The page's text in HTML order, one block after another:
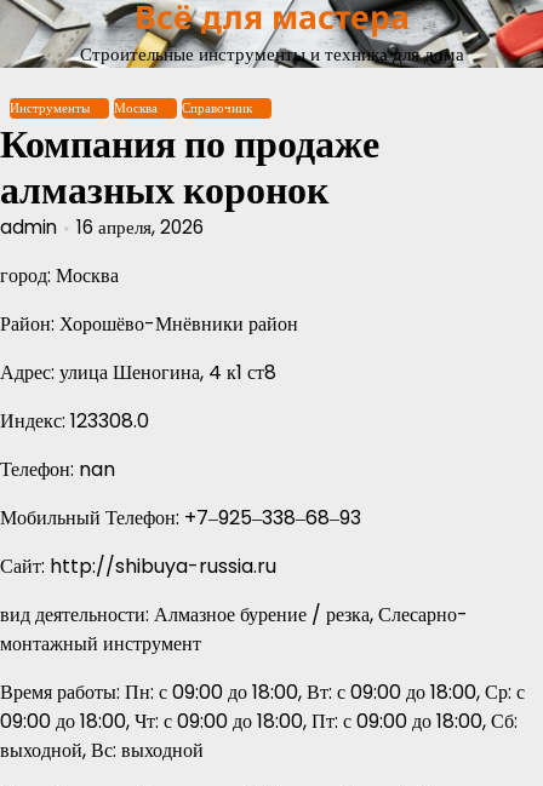
Перейти
содержимому
Всё для мастера
Строительные инструменты и техника для дома
Инструменты Москва Справочник
Компания по продаже
алмазных коронок
admin 16 апреля, 2026
город: Москва
Район: Хорошёво-Мнёвники район
Адрес: улица Шеногина, 4 к1 ст8
Индекс: 123308.0
Телефон: nan
Мобильный Телефон: +7‒925‒338‒68‒93
Сайт: http://shibuya-russia.ru
вид деятельности: Алмазное бурение / резка, Слесарно-
монтажный инструмент
Время работы: Пн: с 09:00 до 18:00, Вт: с 09:00 до 18:00, Ср: с
09:00 до 18:00, Чт: с 09:00 до 18:00, Пт: с 09:00 до 18:00, Сб:
выходной, Вс: выходной